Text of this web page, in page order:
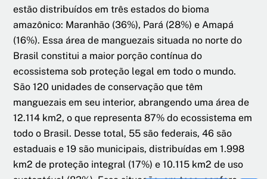
estão distribuídos em três estados do bioma
amazônico: Maranhão (36%), Pará (28%) e Amapá
(16%). Essa área de manguezais situada no norte do
Brasil constitui a maior porção contínua do
ecossistema sob proteção legal em todo o mundo.
São 120 unidades de conservação que têm
manguezais em seu interior, abrangendo uma área de
12.114 km2, o que representa 87% do ecossistema em
todo o Brasil. Desse total, 55 são federais, 46 são
estaduais e 19 são municipais, distribuídas em 1.998
km2 de proteção integral (17%) e 10.115 km2 de uso